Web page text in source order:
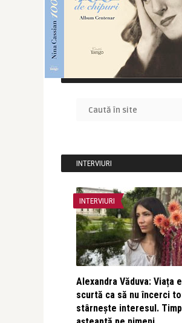
CAUTĂ ÎN SITE
INTERVIURI
INTERVIURI
Alexandra Văduva: Viața
scurtă ca să nu încerci
stârnește interesul.